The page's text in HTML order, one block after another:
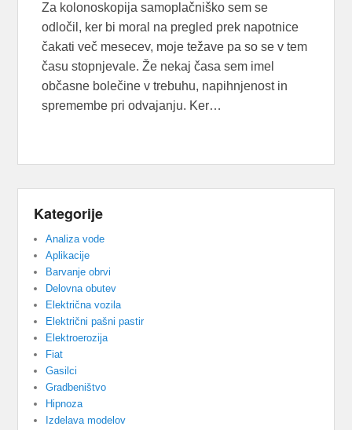
Za kolonoskopija samoplačniško sem se
odločil, ker bi moral na pregled prek napotnice
čakati več mesecev, moje težave pa so se v tem
času stopnjevale. Že nekaj časa sem imel
občasne bolečine v trebuhu, napihnjenost in
spremembe pri odvajanju. Ker…
Kategorije
Analiza vode
Aplikacije
Barvanje obrvi
Delovna obutev
Električna vozila
Električni pašni pastir
Elektroerozija
Fiat
Gasilci
Gradbeništvo
Hipnoza
Izdelava modelov